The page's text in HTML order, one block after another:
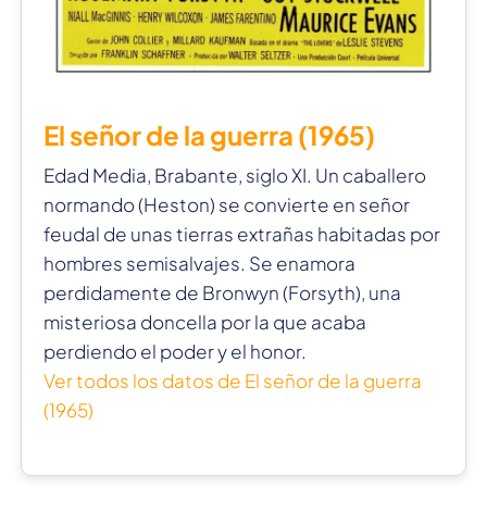
El señor de la guerra (1965)
Edad Media, Brabante, siglo XI. Un caballero
normando (Heston) se convierte en señor
feudal de unas tierras extrañas habitadas por
hombres semisalvajes. Se enamora
perdidamente de Bronwyn (Forsyth), una
misteriosa doncella por la que acaba
perdiendo el poder y el honor.
Ver todos los datos de El señor de la guerra
(1965)